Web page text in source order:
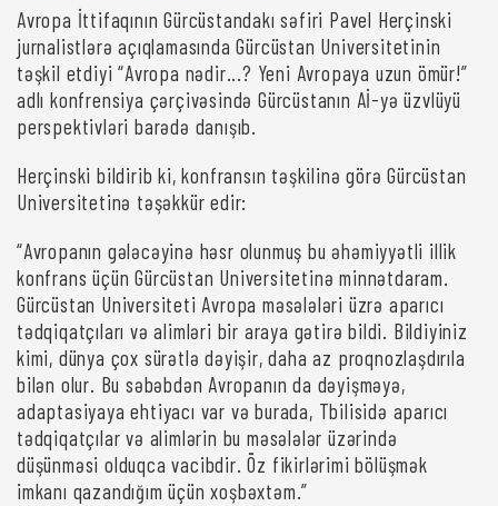
Avropa İttifaqının Gürcüstandakı səfiri Pavel Herçinski
jurnalistlərə açıqlamasında Gürcüstan Universitetinin
təşkil etdiyi “Avropa nədir...? Yeni Avropaya uzun ömür!”
adlı konfrensiya çərçivəsində Gürcüstanın Aİ-yə üzvlüyü
perspektivləri barədə danışıb.
Herçinski bildirib ki, konfransın təşkilinə görə Gürcüstan
Universitetinə təşəkkür edir:
“Avropanın gələcəyinə həsr olunmuş bu əhəmiyyətli illik
konfrans üçün Gürcüstan Universitetinə minnətdaram.
Gürcüstan Universiteti Avropa məsələləri üzrə aparıcı
tədqiqatçıları və alimləri bir araya gətirə bildi. Bildiyiniz
kimi, dünya çox sürətlə dəyişir, daha az proqnozlaşdırıla
bilən olur. Bu səbəbdən Avropanın da dəyişməyə,
adaptasiyaya ehtiyacı var və burada, Tbilisidə aparıcı
tədqiqatçılar və alimlərin bu məsələlər üzərində
düşünməsi olduqca vacibdir. Öz fikirlərimi bölüşmək
imkanı qazandığım üçün xoşbəxtəm.”